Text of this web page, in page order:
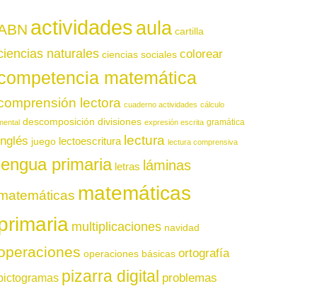
actividadesaula cartilla
naturales ciencias sociales colorear
matemática
lectora cuaderno actividades cálculo
descomposición divisiones expresión escrita gramática
juego lectoescritura lectura lectura comprensiva
primaria letras láminas
matemáticas
multiplicaciones navidad
operaciones básicas ortografía
pizarra digital problemas